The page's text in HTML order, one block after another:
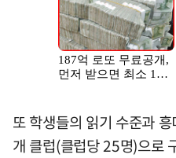
또 학생들의 읽기 수준과
개 클럽(클럽당 25명)으로